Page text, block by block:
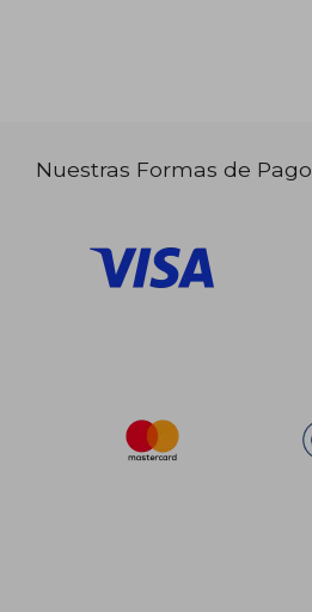
Nuestras Formas de Pago